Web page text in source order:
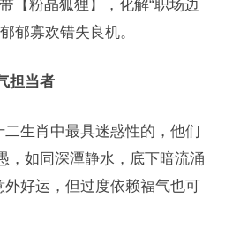
【粉晶狐狸】，化解“职场边
郁寡欢错失良机。
担当者
二生肖中最具迷惑性的，他们
，如同深潭静水，底下暗流涌
外好运，但过度依赖福气也可